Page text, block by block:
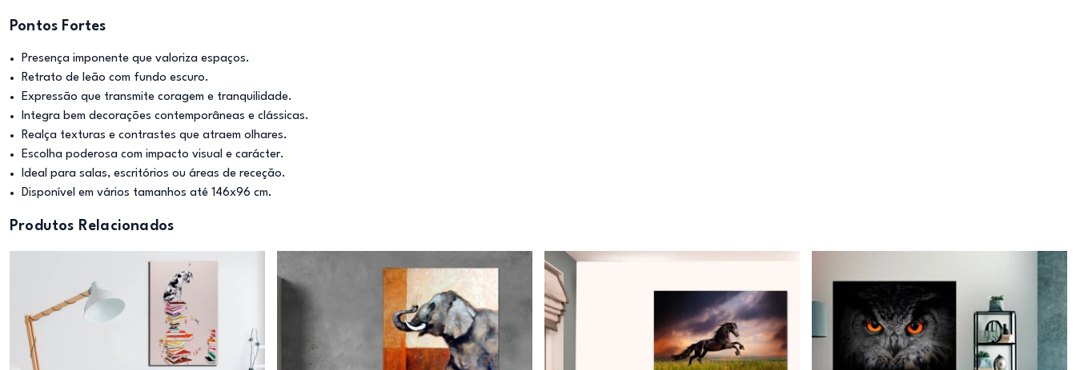
Pontos Fortes
Presença imponente que valoriza espaços.
Retrato de leão com fundo escuro.
Expressão que transmite coragem e tranquilidade.
Integra bem decorações contemporâneas e clássicas.
Realça texturas e contrastes que atraem olhares.
Escolha poderosa com impacto visual e carácter.
Ideal para salas, escritórios ou áreas de receção.
Disponível em vários tamanhos até 146x96 cm.
Produtos Relacionados